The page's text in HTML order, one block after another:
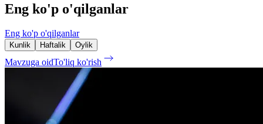
Eng ko'p o'qilganlar
Eng ko'p o'qilganlar
Kunlik Haftalik Oylik
Mavzuga oidTo'liq ko'rish